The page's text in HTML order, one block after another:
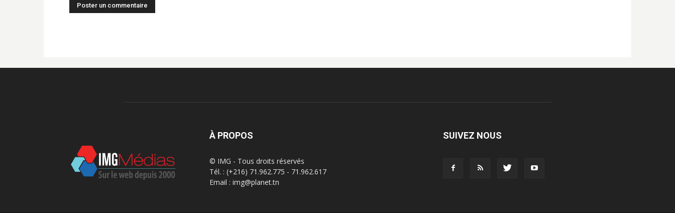
À PROPOS
© IMG - Tous droits réservés
Tél. : (+216) 71.962.775 - 71.962.617
Email : img@planet.tn
SUIVEZ NOUS